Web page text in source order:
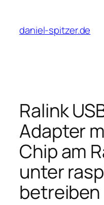
springen
daniel-spitzer.de
Ralink
Adapter
Chip am
unter
betreiben